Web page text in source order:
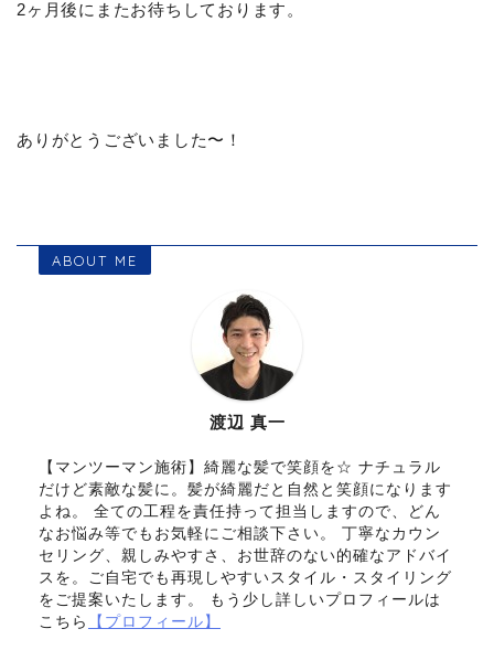
2ヶ月後にまたお待ちしております。
ありがとうございました〜！
ABOUT ME
渡辺 真一
【マンツーマン施術】綺麗な髪で笑顔を☆ ナチュラル
だけど素敵な髪に。髪が綺麗だと自然と笑顔になります
よね。 全ての工程を責任持って担当しますので、どん
なお悩み等でもお気軽にご相談下さい。 丁寧なカウン
セリング、親しみやすさ、お世辞のない的確なアドバイ
スを。ご自宅でも再現しやすいスタイル・スタイリング
をご提案いたします。 もう少し詳しいプロフィールは
こちら
【プロフィール】